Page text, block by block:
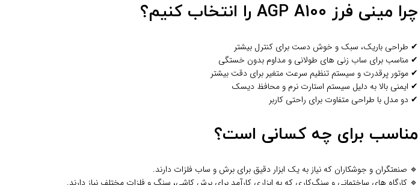
چرا مینی فرز AGP A100 را انتخاب کنیم؟
✔ طراحی باریک، سبک و خوش‌ دست برای کنترل بیشتر
✔ مناسب برای ساب‌ زنی‌ های طولانی و مداوم بدون خستگی
✔ موتور پرقدرت و سیستم تنظیم سرعت متغیر برای دقت بیشتر
✔ ایمنی بالا به دلیل سیستم استارت نرم و محافظ دیسک
✔ دو مدل با طراحی متفاوت برای راحتی کاربر
مناسب برای چه کسانی است؟
🔹 صنعتگران و جوشکاران که نیاز به یک ابزار دقیق برای برش و ساب فلزات دارند.